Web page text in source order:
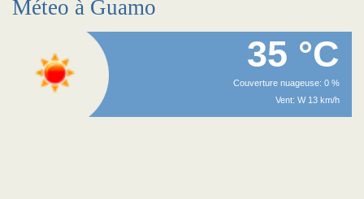
Méteo à Guamo
35 °C
Couverture nuageuse: 0 %
Vent: W 13 km/h